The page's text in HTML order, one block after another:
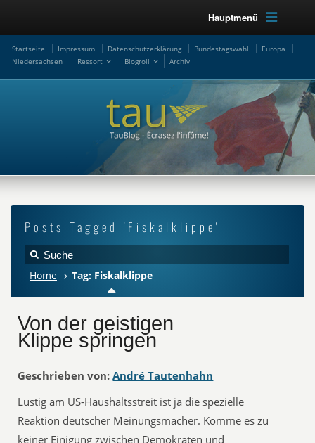
Hauptmenü
Startseite Impressum Datenschutzerklärung Bundestagswahl
Europa
Niedersachsen
Ressort Blogroll Archiv
Posts Tagged 'Fiskalklippe'
Home Tag: Fiskalklippe
Von der geistigen
Klippe springen
Geschrieben von: André Tautenhahn
Lustig am US-Haushaltsstreit ist ja die spezielle
Reaktion deutscher Meinungsmacher. Komme es zu
keiner Einigung zwischen Demokraten und